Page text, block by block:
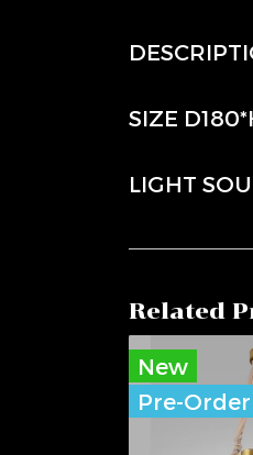
SIZE
LIGHT
Related
New
Pre-Order